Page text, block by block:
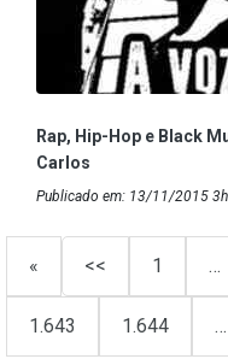
Rap, Hip-Hop e Black
Carlos
Publicado em: 13/11/2015
« << 1 …
1.643 1.644 …